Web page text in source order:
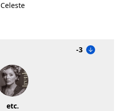
Celeste
-3
etc.